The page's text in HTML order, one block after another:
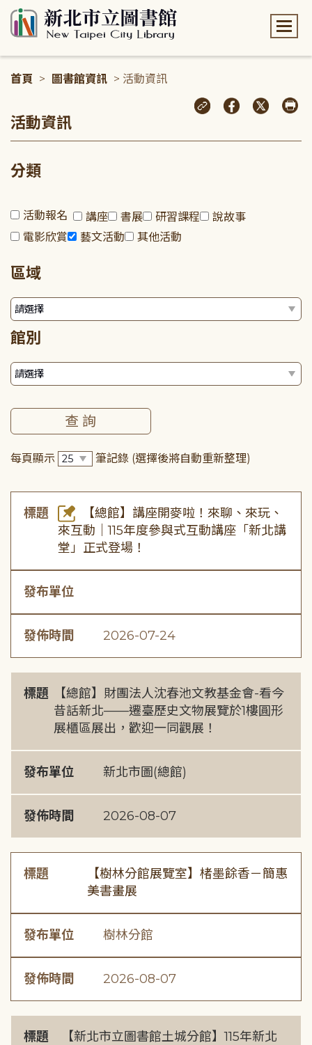
首頁 > 圖書館資訊 > 活動資訊
活動資訊
分類
活動報名 講座 書展 研習課程
說故事
電影欣賞
藝文活動 其他活動
區域
館別
每頁顯示 筆記錄 (選擇後將自動重新整理)
標題
【總館】講座開麥啦！來聊、來玩、
來互動｜115年度參與式互動講座「新北講
堂」正式登場！
發布單位
發佈時間 2026-07-24
標題
【總館】財團法人沈春池文教基金會-看今
昔話新北——遷臺歷史文物展覽於1樓圓形
展櫃區展出，歡迎一同觀展！
發布單位 新北市圖(總館)
發佈時間 2026-08-07
標題
【樹林分館展覽室】楮墨餘香－簡惠
美書畫展
發布單位 樹林分館
發佈時間 2026-08-07
標題
【新北市立圖書館土城分館】115年新北